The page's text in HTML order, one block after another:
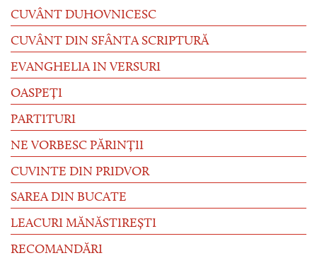
CUVÂNT DUHOVNICESC
CUVÂNT DIN SFÂNTA SCRIPTURĂ
EVANGHELIA IN VERSURI
OASPEȚI
PARTITURI
NE VORBESC PĂRINȚII
CUVINTE DIN PRIDVOR
SAREA DIN BUCATE
LEACURI MĂNĂSTIREȘTI
RECOMANDĂRI